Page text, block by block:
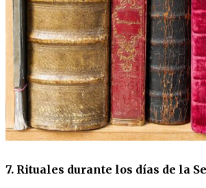
7. Rituales durante los días de la